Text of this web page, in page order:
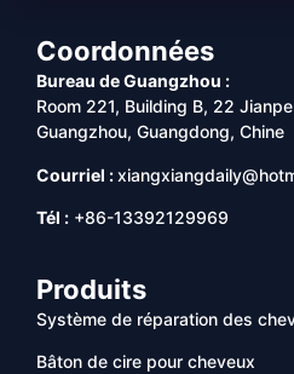
Coordonnées
Bureau de Guangzhou :
Room 221, Building B, 22
Guangzhou, Guangdong, Chine
Courriel :
Tél : +86-13392129969
Produits
Système de réparation des
Bâton de cire pour cheveux